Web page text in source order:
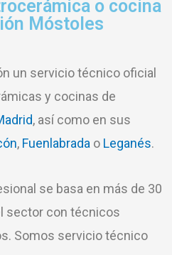
o cocina
Móstoles
un servicio técnico oficial
y cocinas de
, así como en sus
, Fuenlabrada o Leganés.
se basa en más de 30
sector con técnicos
Somos servicio técnico